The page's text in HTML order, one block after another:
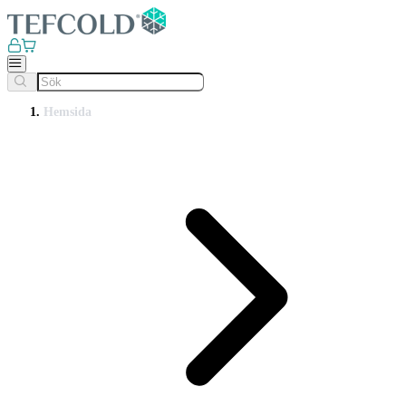
Hemsida